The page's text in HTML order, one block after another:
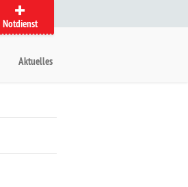
Notdienst
Aktuelles